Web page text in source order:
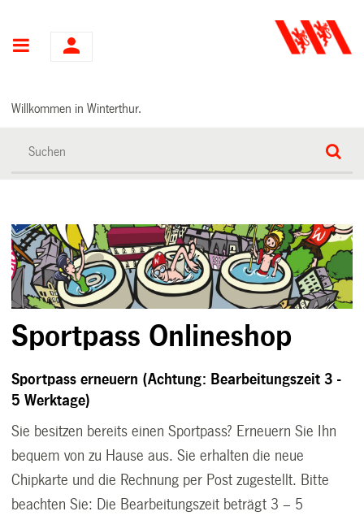
Hauptnavigation
Willkommen in Winterthur.
Sportpass Onlineshop
Sportpass erneuern (Achtung: Bearbeitungszeit 3 -
5 Werktage)
Sie besitzen bereits einen Sportpass? Erneuern Sie Ihn
bequem von zu Hause aus. Sie erhalten die neue
Chipkarte und die Rechnung per Post zugestellt. Bitte
beachten Sie: Die Bearbeitungszeit beträgt 3 – 5